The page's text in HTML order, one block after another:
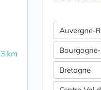
km
Auvergne-
Bretagne